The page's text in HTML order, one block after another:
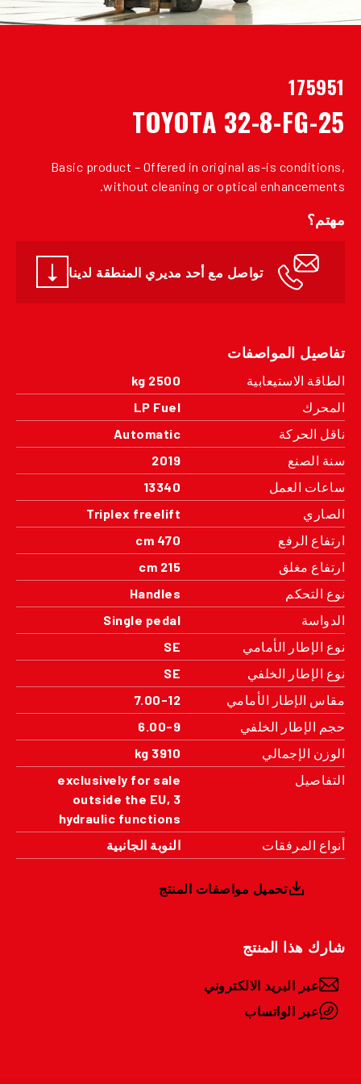
175951
TOYOTA 32-8-FG-25
Basic product – Offered in original as-is conditions,
without cleaning or optical enhancements.
مهتم؟
تواصل مع أحد مديري المنطقة لدينا
تفاصيل المواصفات
الطاقة الاستيعابية
2500 kg
المحرك
LP Fuel
ناقل الحركة
Automatic
سنة الصنع
2019
ساعات العمل
13340
الصاري
Triplex freelift
ارتفاع الرفع
470 cm
ارتفاع مغلق
215 cm
نوع التحكم
Handles
الدواسة
Single pedal
نوع الإطار الأمامي
SE
نوع الإطار الخلفي
SE
مقاس الإطار الأمامي
7.00-12
حجم الإطار الخلفي
6.00-9
الوزن الإجمالي
3910 kg
التفاصيل
exclusively for sale
outside the EU, 3
hydraulic functions
أنواع المرفقات
النوبة الجانبية
تحميل مواصفات المنتج
شارك هذا المنتج
عبر البريد الالكتروني
عبر الواتساب